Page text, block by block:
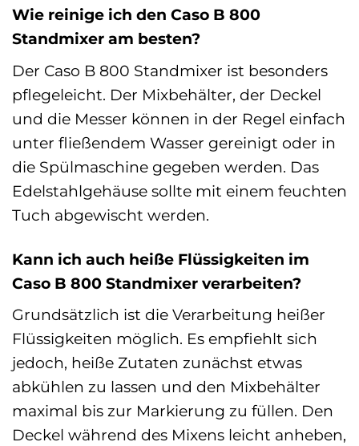
Wie reinige ich den Caso B 800
Standmixer am besten?
Der Caso B 800 Standmixer ist besonders
pflegeleicht. Der Mixbehälter, der Deckel
und die Messer können in der Regel einfach
unter fließendem Wasser gereinigt oder in
die Spülmaschine gegeben werden. Das
Edelstahlgehäuse sollte mit einem feuchten
Tuch abgewischt werden.
Kann ich auch heiße Flüssigkeiten im
Caso B 800 Standmixer verarbeiten?
Grundsätzlich ist die Verarbeitung heißer
Flüssigkeiten möglich. Es empfiehlt sich
jedoch, heiße Zutaten zunächst etwas
abkühlen zu lassen und den Mixbehälter
maximal bis zur Markierung zu füllen. Den
Deckel während des Mixens leicht anheben,